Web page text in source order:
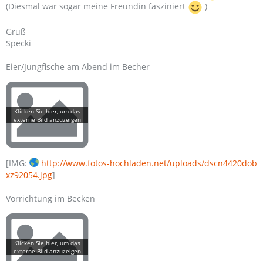
(Diesmal war sogar meine Freundin fasziniert
)
Gruß
Specki
Eier/Jungfische am Abend im Becher
[IMG:
http://www.fotos-hochladen.net/uploads/dscn4420dob
xz92054.jpg]
Vorrichtung im Becken